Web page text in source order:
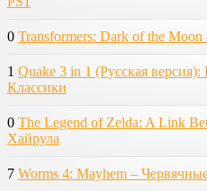
0 Transformers: Dark of the
1 Quake 3 in 1 (Русская
Классики
0 The Legend of Zelda: A Link
Хайрула
7 Worms 4: Mayhem –